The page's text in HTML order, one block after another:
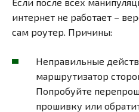
интернет не работает –
сам роутер. Причины:
Неправильные
маршрутизатор
Попробуйте
прошивку или